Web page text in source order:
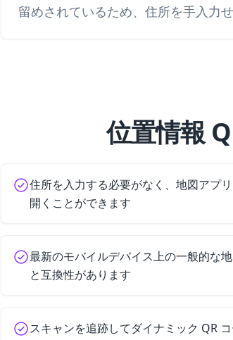
留めされているため、住所を手入力
位置情報
住所を入力する必要がなく、地図アプ
開くことができます
最新のモバイルデバイス上の一般的な
と互換性があります
スキャンを追跡してダイナミック QR